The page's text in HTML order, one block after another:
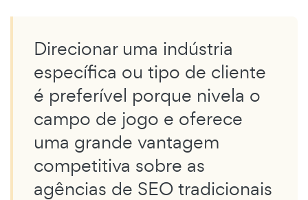
Direcionar uma indústria
específica ou tipo de cliente
é preferível porque nivela o
campo de jogo e oferece
uma grande vantagem
competitiva sobre as
agências de SEO tradicionais